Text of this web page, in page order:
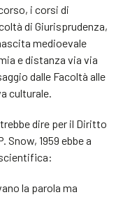
i corsi di
di Giurisprudenza,
medioevale
e distanza via via
dalle Facoltà alle
culturale.
dire per il Diritto
Snow, 1959 ebbe a
la parola ma